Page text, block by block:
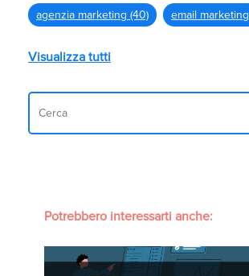
agenzia marketing (40) email marketing
Visualizza tutti
Potrebbero interessarti anche: